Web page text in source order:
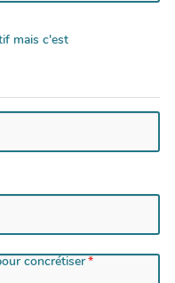
mais c'est
concrétiser